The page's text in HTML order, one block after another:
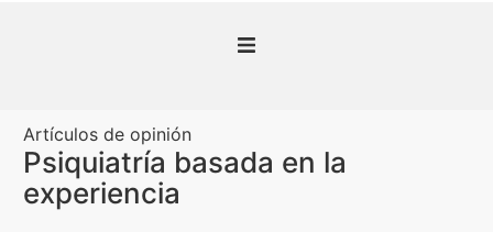
Presentación
De interés
Artículos de opinión
Psiquiatría basada en la
experiencia